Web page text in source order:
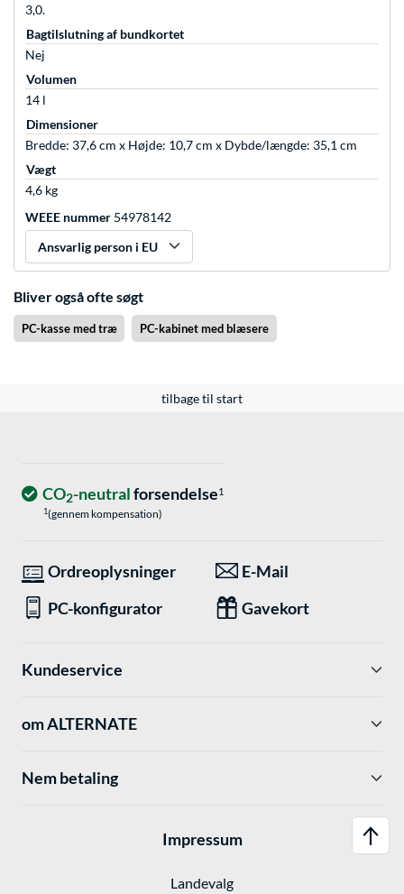
3,0.
Bagtilslutning af bundkortet
Nej
Volumen
14 l
Dimensioner
Bredde: 37,6 cm x Højde: 10,7 cm x Dybde/længde: 35,1 cm
Vægt
4,6 kg
WEEE nummer 54978142
Ansvarlig person i EU
Bliver også ofte søgt
PC-kasse med træ PC-kabinet med blæsere
tilbage til start
CO2-neutralforsendelse1
1(gennem kompensation)
Ordreoplysninger
E-Mail
PC-konfigurator
Gavekort
Kundeservice
om ALTERNATE
Nem betaling
Impressum
Landevalg